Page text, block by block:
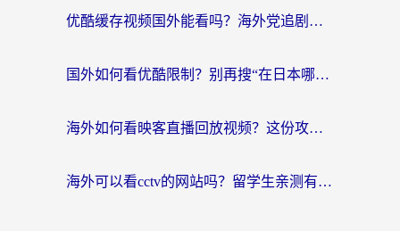
优酷缓存视频国外能看吗？海外党追剧看片的终极解决方案来了
国外如何看优酷限制？别再搜“在日本哪个软件可以看中国电视剧”，这篇教你搞定
海外如何看映客直播回放视频？这份攻略帮你搞定（附腾讯优酷观看技巧）
海外可以看cctv的网站吗？留学生亲测有效的回国追剧方案